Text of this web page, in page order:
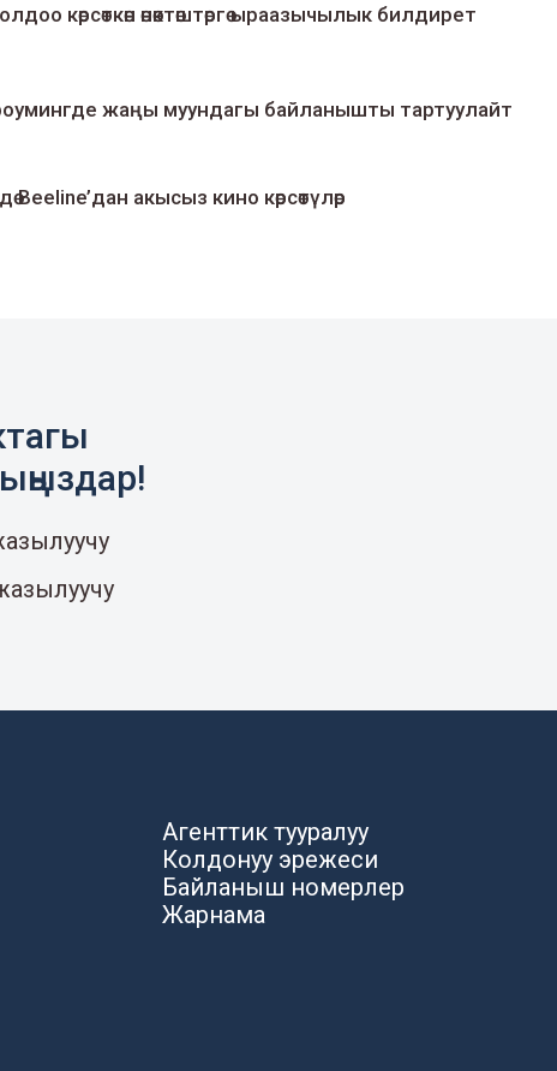
көрсөткөн өнөктөштөргө ыраазычылык билдирет
жаңы муундагы байланышты тартуулайт
акысыз кино көрсөтүлөр
Агенттик тууралуу
Колдонуу эрежеси
Байланыш номерлер
Жарнама